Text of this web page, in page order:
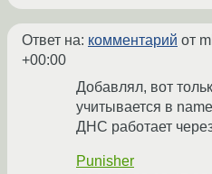
Ответ на: комментарий от
+00:00
Добавлял, вот
учитывается в
ДНС работает
Punisher